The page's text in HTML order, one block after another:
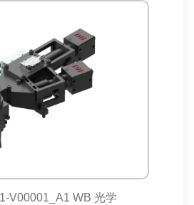
V00001_A1 WB 光学